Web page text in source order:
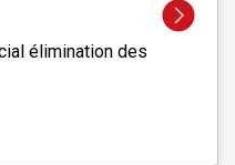
élimination des